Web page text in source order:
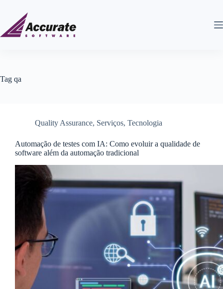
Tag qa
Quality Assurance, Serviços, Tecnologia
Automação de testes com IA: Como evoluir a qualidade de
software além da automação tradicional